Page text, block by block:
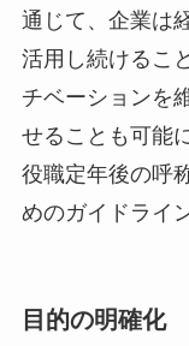
通じて、企業は
活用し続けるこ
チベーションを
せることも可能
役職定年後の呼
めのガイドライ
目的の明確化